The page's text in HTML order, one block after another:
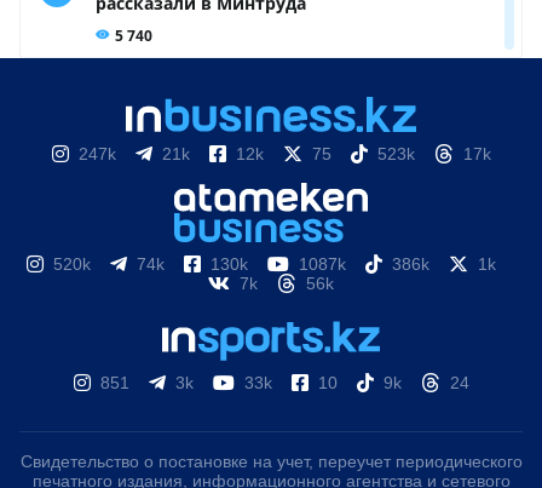
247k 21k 12k 75 523k 17k
520k 74k 130k 1087k 386k
1k
7k
56k
851 3k 33k 10 9k 24
Свидетельство о постановке на учет, переучет периодического
печатного издания, информационного агентства и сетевого